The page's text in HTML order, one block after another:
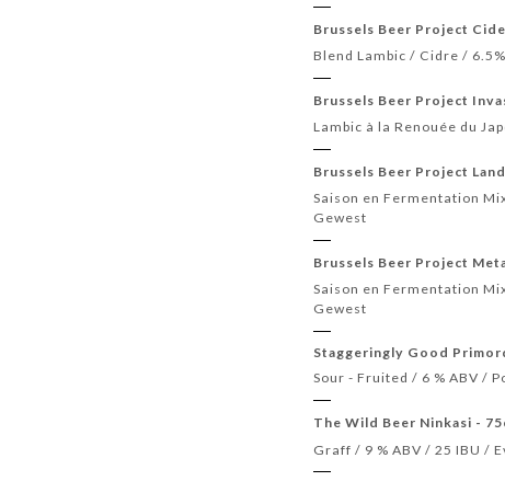
Brussels Beer Project
Blend Lambic / Cidre /
Brussels Beer Project
Lambic à la Renouée du
Brussels Beer Project
Saison en Fermentation
Gewest
Brussels Beer Project
Saison en Fermentation
Gewest
Staggeringly Good
Sour - Fruited / 6 % ABV /
The Wild Beer Ninkasi -
Graff / 9 % ABV / 25 IBU /